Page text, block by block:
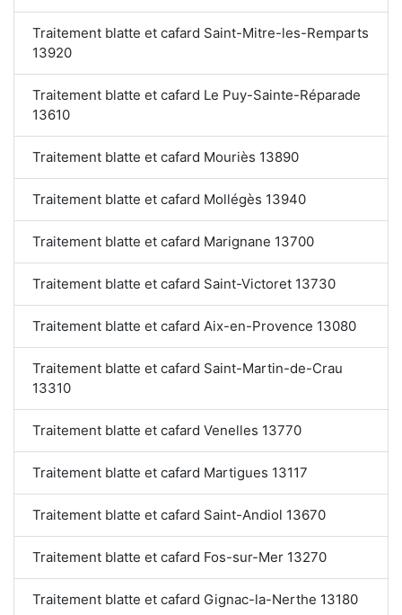
Traitement blatte et cafard Saint-Mitre-les-Remparts
13920
Traitement blatte et cafard Le Puy-Sainte-Réparade
13610
Traitement blatte et cafard Mouriès 13890
Traitement blatte et cafard Mollégès 13940
Traitement blatte et cafard Marignane 13700
Traitement blatte et cafard Saint-Victoret 13730
Traitement blatte et cafard Aix-en-Provence 13080
Traitement blatte et cafard Saint-Martin-de-Crau
13310
Traitement blatte et cafard Venelles 13770
Traitement blatte et cafard Martigues 13117
Traitement blatte et cafard Saint-Andiol 13670
Traitement blatte et cafard Fos-sur-Mer 13270
Traitement blatte et cafard Gignac-la-Nerthe 13180